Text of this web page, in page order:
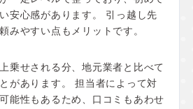
安心感があります。 引っ越し先
みやすい点もメリットです。
乗せされる分、地元業者と比べて
があります。 担当者によって対
能性もあるため、口コミもあわせ